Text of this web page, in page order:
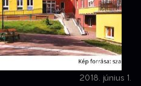
2018. június 1.